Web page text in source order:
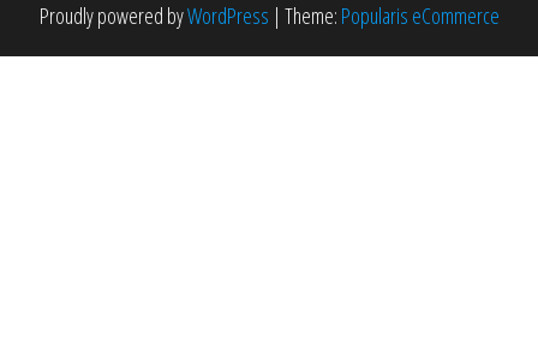
Proudly powered byWordPress | Theme: Popularis eCommerce